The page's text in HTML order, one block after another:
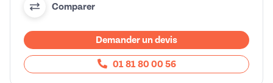
Comparer
Demander un devis
01 81 80 00 56